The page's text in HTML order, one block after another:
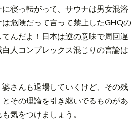
寝っ転がって、サウナは男女混浴
危険だって言って禁止したGHQの
んだよ！日本は逆の意味で周回遅
人コンプレックス混じりの言論は
さんも退場していくけど、その残
その理論を引き継いでるものがあ
気をつけましょう。